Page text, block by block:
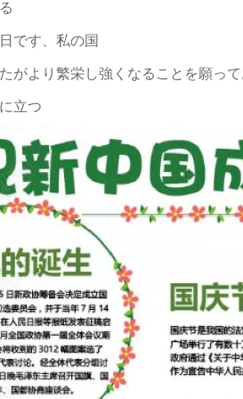
です、私の国
がより繁栄し強くなることを願っ
立つ